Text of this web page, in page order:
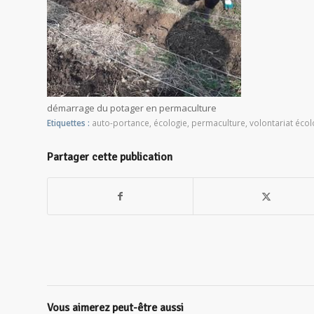
démarrage du potager en permaculture
Etiquettes : auto-portance écologie permaculture volontariat
Partager cette publication
Vous aimerez peut-être aussi